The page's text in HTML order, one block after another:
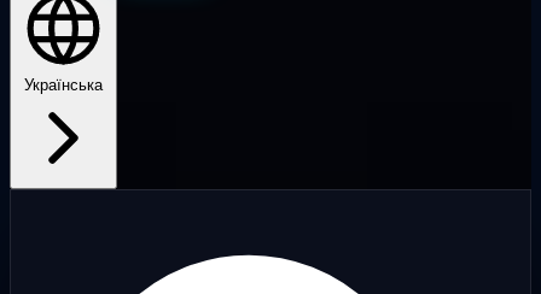
Українська